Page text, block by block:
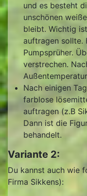
und es besteht
unschönen
bleibt. Wichtig
auftragen sollte.
Pumpsprüher.
verstrechen.
Nach einigen
farblose
auftragen (z.B
Dann ist die
behandelt.
Variante 2:
Du kannst auch wie
Firma Sikkens):